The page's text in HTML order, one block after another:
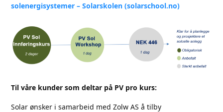
solenergisystemer – Solarskolen (solarschool.no)
Til våre kunder som deltar på PV pro kurs:
Solar ønsker i samarbeid med Zolw AS å tilby